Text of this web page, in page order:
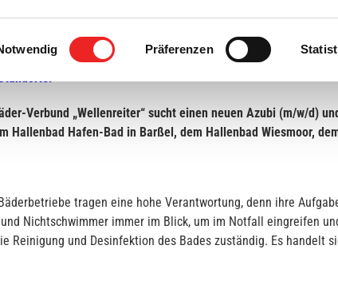
Einwilligungsauswahl
Präferenzen
zum Fachangestellten für Bäderbetriebe (m/w/d)
Verbund „Wellenreiter“ sucht einen neuen Azubi (m/w/d)
Hallenbad Hafen-Bad in Barßel, dem Hallenbad Wiesmoor,
tragen eine hohe Verantwortung, denn ihre
Nichtschwimmer immer im Blick, um im Notfall eingreifen
Reinigung und Desinfektion des Bades zuständig. Es handelt